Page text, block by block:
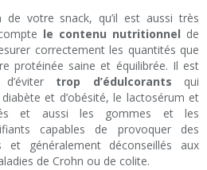
votre snack, qu’il est aussi très
le contenu nutritionnel de
correctement les quantités que
protéinée saine et équilibrée. Il est
trop d’édulcorants qui
et d’obésité, le lactosérum et
et aussi les gommes et les
capables de provoquer des
et généralement déconseillés aux
de Crohn ou de colite.